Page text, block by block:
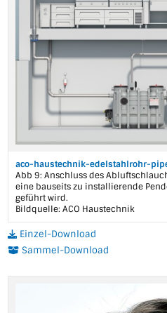
aco-haustechnik-edelstahlrohr-
Abb 9: Anschluss des
eine bauseits zu installierende
geführt wird.
Bildquelle: ACO Haustechnik
Einzel-Download
Sammel-Download